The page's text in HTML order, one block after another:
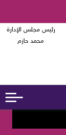
رئيس مجلس الإدارة
محمد حازم